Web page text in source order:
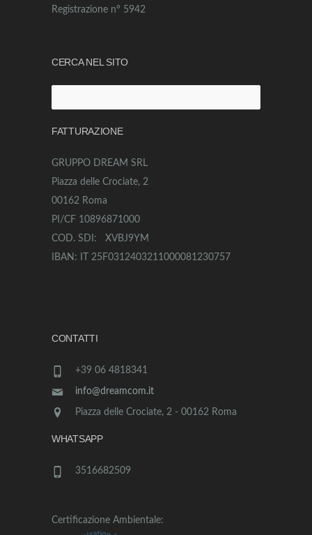
Registrazione n° 5942
CERCA NEL SITO
per:
FATTURAZIONE
GRUPPO DREAM SRL
Piazza delle Crociate, 2
00162 Roma
PI/CF 10896871000
COD. SDI: XVBJ9YM
IBAN: IT 25F0312403211000081230757
CONTATTI
+39 06 4818341
info@dreamcom.it
Piazza delle Crociate, 2 - 00162 Roma
WHATSAPP
3516682509
Certificazione Ambientale: